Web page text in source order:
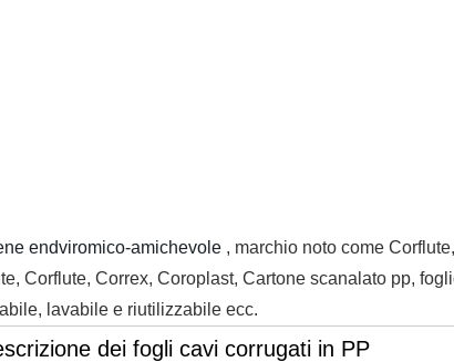
endviromico-amichevole , marchio noto come
Corflute, Correx, Coroplast, Cartone scanalato pp,
lavabile e riutilizzabile ecc.
dei fogli cavi corrugati in PP